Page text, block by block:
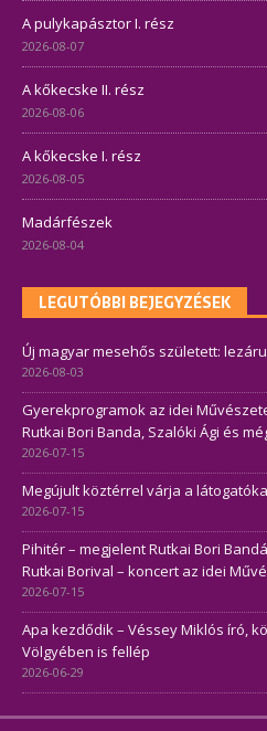
A pulykapásztor I. rész
2026-08-07
A kőkecske II. rész
2026-08-06
A kőkecske I. rész
2026-08-05
Madárfészek
2026-08-04
LEGUTÓBBI BEJEGYZÉSEK
Új magyar mesehős született:
2026-08-03
Gyerekprogramok az idei
Rutkai Bori Banda, Szalóki Ági és
2026-07-15
Megújult köztérrel várja a
2026-07-15
Pihitér – megjelent Rutkai Bori
Rutkai Borival – koncert az idei
2026-07-15
Apa kezdődik – Véssey Miklós író,
Völgyében is fellép
2026-06-29